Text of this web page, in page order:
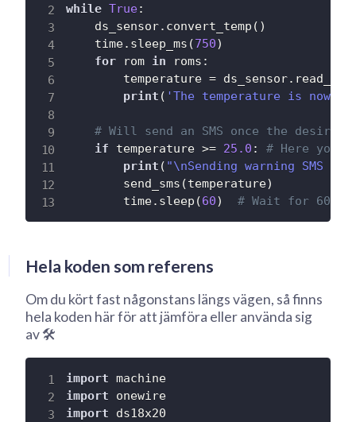
while True:
    ds_sensor
. convert_temp ( )
    time
. sleep_ms (750)
for rom in roms :
        temperature
= ds_sensor.
print ( 'The temperature is now:'
# Will send an SMS once the desired
if temperature >= 25.0 :
# Here you
print ( "\nSending warning SMS
        send_sms
(temperature)
        time
. sleep (60) # Wait for 60
Hela koden som referens
Om du kört fast någonstans längs vägen, så finns
hela koden här för att jämföra eller använda sig
av 🛠
import
import
import